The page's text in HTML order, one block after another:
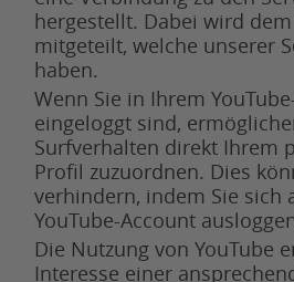
hergestellt. Dabei wird dem
mitgeteilt, welche unserer
haben.
Wenn Sie in Ihrem
eingeloggt sind,
Surfverhalten direkt Ihrem
Profil zuzuordnen. Dies
verhindern, indem Sie sich
YouTube-Account
Die Nutzung von YouTube
Interesse einer